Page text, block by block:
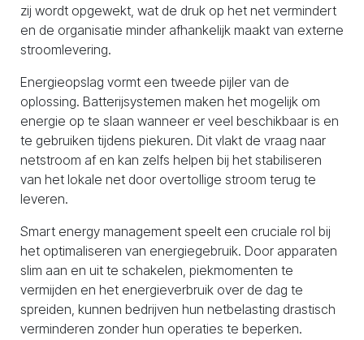
zij wordt opgewekt, wat de druk op het net vermindert
en de organisatie minder afhankelijk maakt van externe
stroomlevering.
Energieopslag vormt een tweede pijler van de
oplossing. Batterijsystemen maken het mogelijk om
energie op te slaan wanneer er veel beschikbaar is en
te gebruiken tijdens piekuren. Dit vlakt de vraag naar
netstroom af en kan zelfs helpen bij het stabiliseren
van het lokale net door overtollige stroom terug te
leveren.
Smart energy management speelt een cruciale rol bij
het optimaliseren van energiegebruik. Door apparaten
slim aan en uit te schakelen, piekmomenten te
vermijden en het energieverbruik over de dag te
spreiden, kunnen bedrijven hun netbelasting drastisch
verminderen zonder hun operaties te beperken.